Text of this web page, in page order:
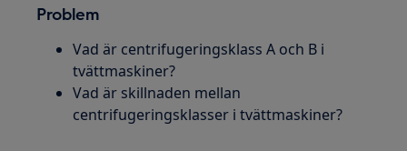
Problem
Vad är centrifugeringsklass A och B i
tvättmaskiner?
Vad är skillnaden mellan
centrifugeringsklasser i tvättmaskiner?